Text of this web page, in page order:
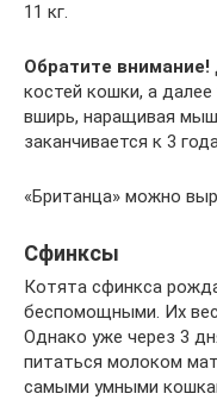
11 кг.
Обратите внимание!
костей кошки, а
вширь, наращивая
заканчивается к 3
«Британца» можно
Сфинксы
Котята сфинкса
беспомощными. Их
Однако уже через 3
питаться молоком
самыми умными